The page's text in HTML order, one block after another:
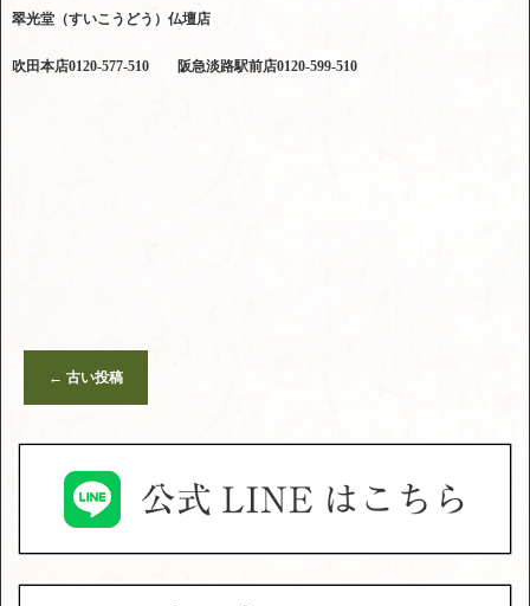
翠光堂（すいこうどう）仏壇店
吹田本店0120-577-510 阪急淡路駅前店0120-599-510
← 古い投稿